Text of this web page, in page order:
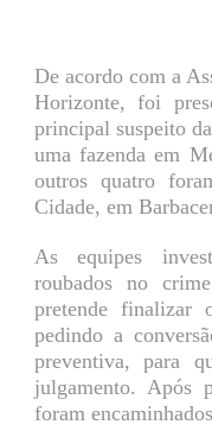
De acordo com a
Horizonte, foi
principal suspeito
uma fazenda em
outros quatro
Cidade, em
As equipes
roubados no
pretende finalizar
pedindo a
preventiva, para
julgamento. Após
foram